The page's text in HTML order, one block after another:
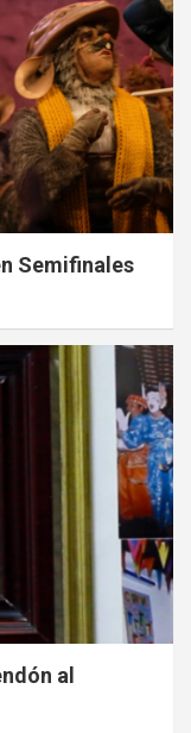
Semifinales
al